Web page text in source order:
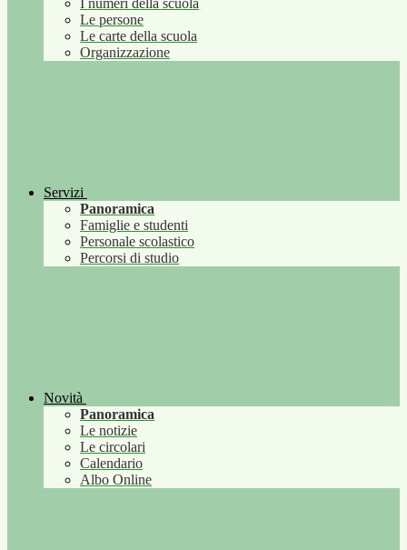
I numeri della scuola
Le persone
Le carte della scuola
Organizzazione
Servizi
Panoramica
Famiglie e studenti
Personale scolastico
Percorsi di studio
Novità
Panoramica
Le notizie
Le circolari
Calendario
Albo Online